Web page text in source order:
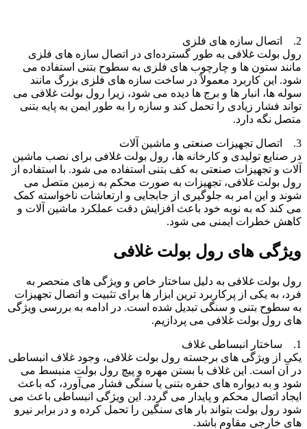
2. اتصال سازه های فلزی
رول بولت غلافی به‌ طور گسترده‌ای در اتصال سازه‌ های فلزی
مانند ستون‌ ها و چارچوب ‌های فلزی به سطوح بتنی استفاده می
‌شود. این کاربرد معمولاً در ساخت سازه ‌های فلزی بزرگ مانند
سوله ‌ها، انبار ها و برج‌ ها دیده می‌ شود، زیرا رول بولت غلافی می‌
تواند فشار زیادی را تحمل کند و سازه را به طور ایمن به پایه بتنی
متصل نگه دارد.
3. اتصال تجهیزات صنعتی و ماشین آلات
در صنایع تولیدی و کارخانه‌ ها، رول بولت غلافی برای نصب ماشین
‌آلات و تجهیزات صنعتی به کف بتنی استفاده می‌ شود. با استفاده از
رول بولت غلافی، تجهیزات به صورت محکم به زمین متصل می‌
شوند و این امر به جلوگیری از جابجایی و ارتعاشات ناخواسته کمک
می ‌کند که به نوبه خود باعث افزایش دقت عملکرد ماشین‌ آلات و
کاهش خطرات ایمنی می‌ شود.
ویژگی های رول بولت غلافی
رول بولت غلافی به دلیل ساختار خاص و ویژگی ‌های منحصر به‌
فرد، به یکی از پرکاربرد ترین ابزار ها برای تثبیت و اتصال تجهیزات
به سطوح بتنی و سنگی تبدیل شده است. در ادامه به بررسی ویژگی‌
های رول بولت غلافی می ‌پردازیم.
1. ساختار انبساطی غلاف
یکی از ویژگی ‌های برجسته رول بولت غلافی، وجود غلاف انبساطی
در آن است. این غلاف با بستن مهره و پیچ رول بولت منبسط می
‌شود و به دیواره ‌های حفره بتنی یا سنگی فشار می‌آورد، که باعث
ایجاد اتصال محکم و پایدار می‌ گردد. این ویژگی انبساطی باعث می‌
شود رول بولت بتواند بار های سنگین را تحمل کرده و در برابر نیرو
های خارجی مقاوم باشد.